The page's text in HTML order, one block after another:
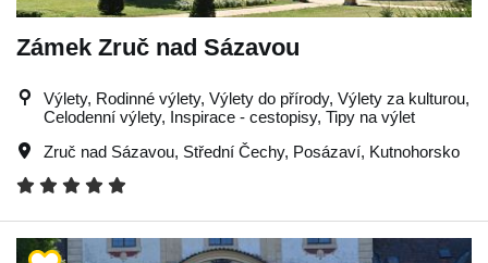
Zámek Zruč nad Sázavou
Výlety, Rodinné výlety, Výlety do přírody, Výlety za kulturou,
Celodenní výlety, Inspirace - cestopisy, Tipy na výlet
Zruč nad Sázavou, Střední Čechy, Posázaví, Kutnohorsko